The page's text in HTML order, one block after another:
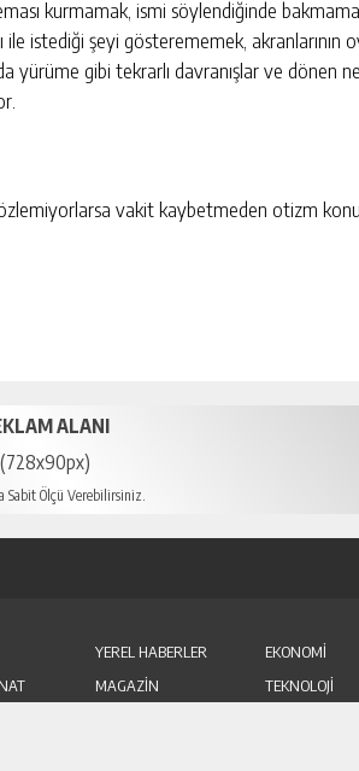
kurmamak, ismi söylendiğinde
istediği şeyi gösterememek, akranlarının
yürüme gibi tekrarlı davranışlar ve dönen
vakit kaybetmeden otizm
ALANI
(728x90px)
Sabit Ölçü Verebilirsiniz.
YEREL HABERLER EKONOMİ
MAGAZİN TEKNOLOJİ